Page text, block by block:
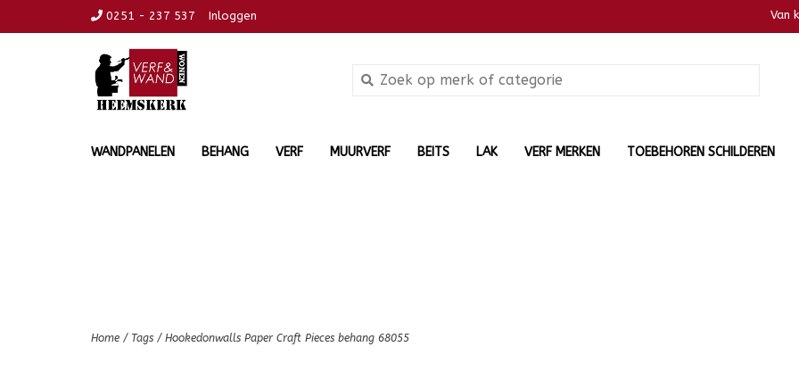
0251 - 237 537 Inloggen Van
WANDPANELEN BEHANG VERF MUURVERF BEITS LAK VERF MERKEN TOEBEHOREN SCHILDEREN
Home / Tags / Hookedonwalls Paper Craft Pieces behang 68055